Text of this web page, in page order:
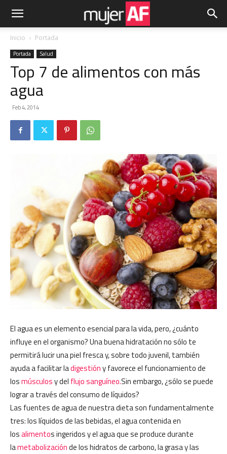
Inicio Portada
Portada Salud
Top 7 de alimentos con más
agua
Feb 4, 2014
El agua es un elemento esencial para la vida, pero, ¿cuánto
influye en el organismo? Una buena hidratación no sólo te
permitirá lucir una piel fresca y, sobre todo juvenil, también
ayuda a facilitar ladigestióny favorece el funcionamiento de
losmúsculosy del flujo sanguíneo.Sin embargo, ¿sólo se puede
lograr a través del consumo de líquidos?
Las fuentes de agua de nuestra dieta son fundamentalmente
tres: los líquidos de las bebidas, el agua contenida en
losalimentos ingeridos y el agua que se produce durante
lametabolizaciónde los hidratos de carbono, la grasa y las